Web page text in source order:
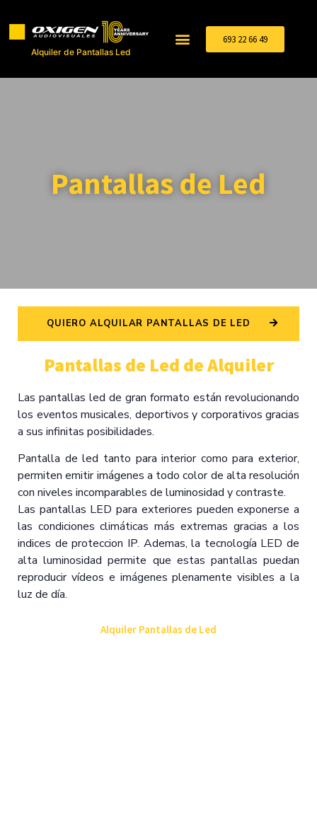
Alquiler de Pantallas Led
693 22 66 49
Pantallas de Led
QUIERO ALQUILAR PANTALLAS DE LED
Pantallas de Led de Alquiler
Las pantallas led de gran formato están revolucionando
los eventos musicales, deportivos y corporativos gracias
a sus infinitas posibilidades.
Pantalla de led tanto para interior como para exterior,
permiten emitir imágenes a todo color de alta resolución
con niveles incomparables de luminosidad y contraste.
Las pantallas LED para exteriores pueden exponerse a
las condiciones climáticas más extremas gracias a los
indices de proteccion IP. Ademas, la tecnología LED de
alta luminosidad permite que estas pantallas puedan
reproducir vídeos e imágenes plenamente visibles a la
luz de día.
Alquiler Pantallas de Led